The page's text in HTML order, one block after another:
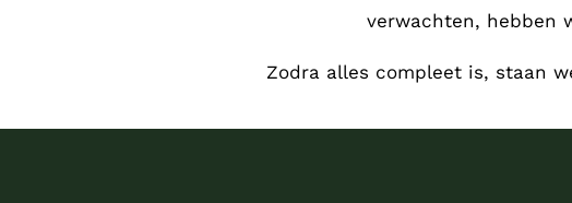
verwachten, hebben
Zodra alles compleet is, staan